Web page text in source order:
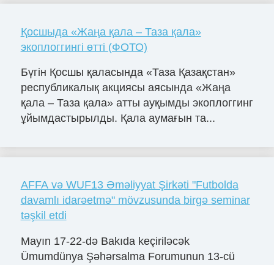
Қосшыда «Жаңа қала – Таза қала»
экоплоггингі өтті (ФОТО)
Бүгін Қосшы қаласында «Таза Қазақстан»
республикалық акциясы аясында «Жаңа
қала – Таза қала» атты ауқымды экоплоггинг
ұйымдастырылды. Қала аумағын та...
AFFA və WUF13 Əməliyyat Şirkəti "Futbolda
davamlı idarəetmə" mövzusunda birgə seminar
təşkil etdi
Mayın 17-22-də Bakıda keçiriləcək
Ümumdünya Şəhərsalma Forumunun 13-cü